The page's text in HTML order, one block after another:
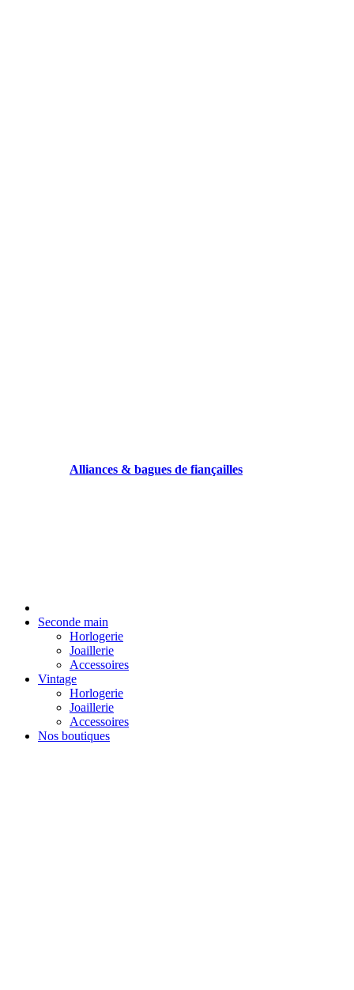
Alliances & bagues de fiançailles
Seconde main
Horlogerie
Joaillerie
Accessoires
Vintage
Horlogerie
Joaillerie
Accessoires
Nos boutiques